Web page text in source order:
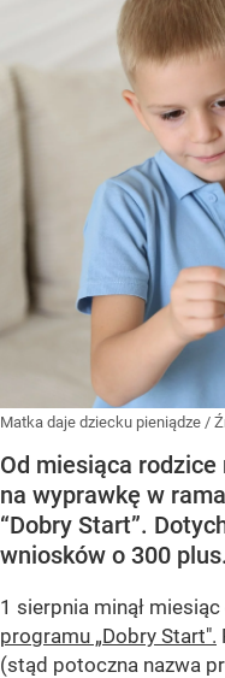
Matka daje dziecku pieniądze /
Od miesiąca
na wyprawkę w
“Dobry Start”.
wniosków o 300 plus.
1 sierpnia minął
programu „Dobry Start".
(stąd potoczna nazwa